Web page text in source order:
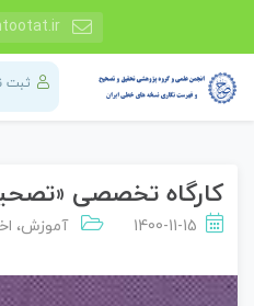
ثبت
کارگاه تخصصی
1400-11-15 آموزش،